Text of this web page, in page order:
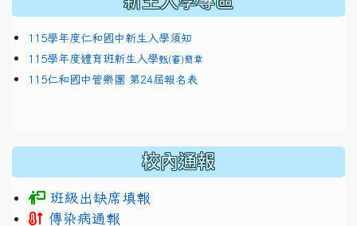
115學年度仁和國中新生入學須知
115學年度體育班新生入學甄(審)簡章
115仁和國中管樂團 第24屆報名表
校內通報
班級出缺席填報
傳染病通報